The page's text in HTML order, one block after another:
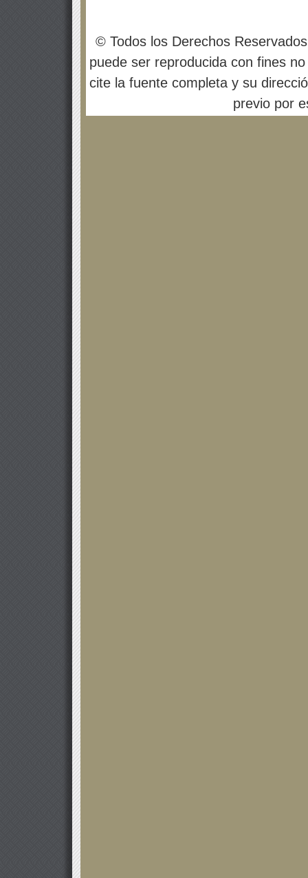
© Todos los Derechos
puede ser reproducida con fines
cite la fuente completa y su
previo por